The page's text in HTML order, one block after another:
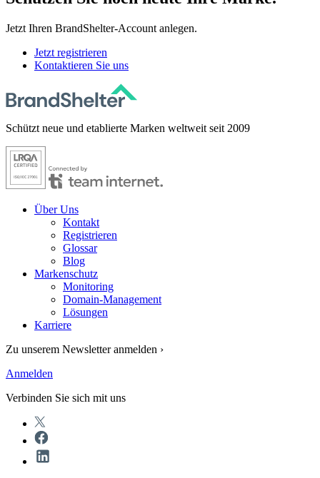
Jetzt Ihren BrandShelter-Account anlegen.
Jetzt registrieren
Kontaktieren Sie uns
Schützt neue und etablierte Marken weltweit seit 2009
Über Uns
Kontakt
Registrieren
Glossar
Blog
Markenschutz
Monitoring
Domain-Management
Lösungen
Karriere
Zu unserem Newsletter anmelden ›
Anmelden
Verbinden Sie sich mit uns